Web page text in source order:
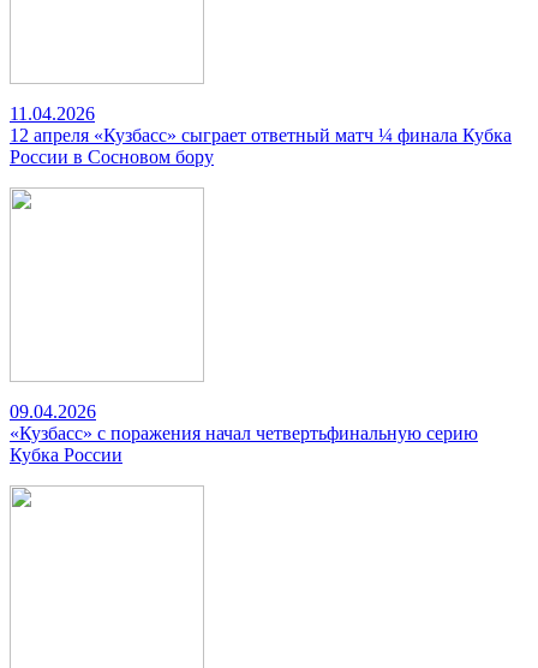
11.04.2026
12 апреля «Кузбасс» сыграет ответный матч ¼ финала Кубка
России в Сосновом бору
09.04.2026
«Кузбасс» с поражения начал четвертьфинальную серию
Кубка России